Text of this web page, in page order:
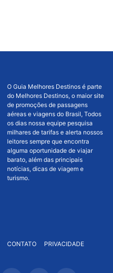
O Guia Melhores Destinos é parte
do Melhores Destinos, o maior site
de promoções de passagens
aéreas e viagens do Brasil, Todos
os dias nossa equipe pesquisa
milhares de tarifas e alerta nossos
leitores sempre que encontra
alguma oportunidade de viajar
barato, além das principais
notícias, dicas de viagem e
turismo.
CONTATO PRIVACIDADE